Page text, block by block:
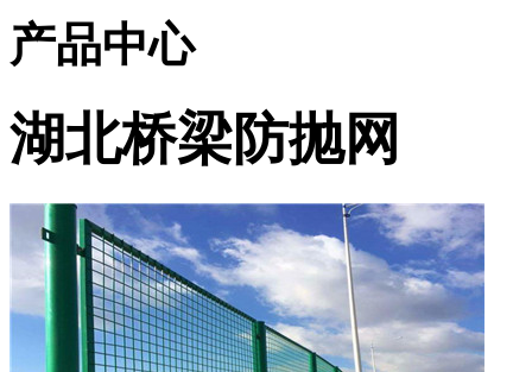
产品中心
湖北桥梁防抛网